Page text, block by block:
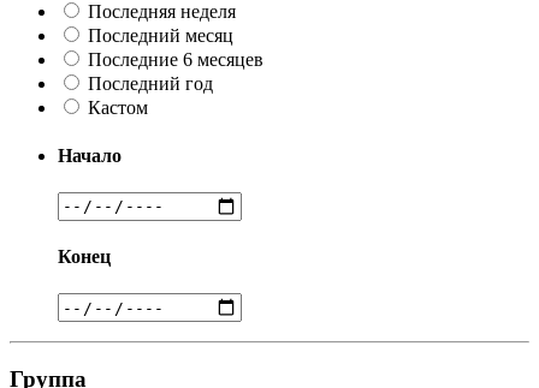
Последняя неделя
Последний месяц
Последние 6 месяцев
Последний год
Кастом
Начало
Конец
Группа